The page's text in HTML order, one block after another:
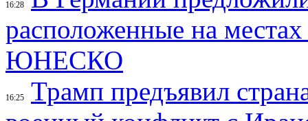
16:28
расположенные на
ЮНЕСКО
16:25
Трамп предъявил